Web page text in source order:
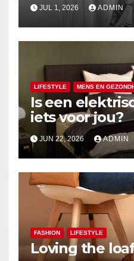
JUL 1, 2026 ADMIN
LIFESTYLE MENS EN
Is een
iets voor jou?
JUN 22, 2026 ADMIN
FASHION LIFESTYLE
Loving the